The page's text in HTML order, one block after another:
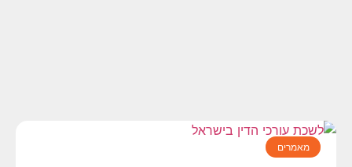
מאמרים